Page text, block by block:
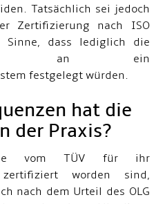
Tatsächlich sei jedoch
Zertifizierung nach ISO
dass lediglich die
an ein
festgelegt würden.
hat die
der Praxis?
die vom TÜV für ihr
zertifiziert worden sind,
nach dem Urteil des OLG